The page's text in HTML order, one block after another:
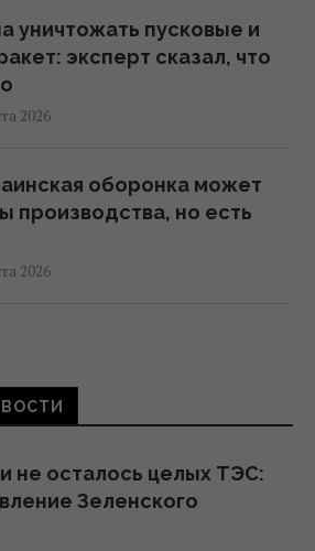
уничтожать пусковые и
эксперт сказал, что
2026
оборонка может
производства, но есть
2026
2026
украинское сельское
природу Украины, –
не осталось целых ТЭС:
Зеленского